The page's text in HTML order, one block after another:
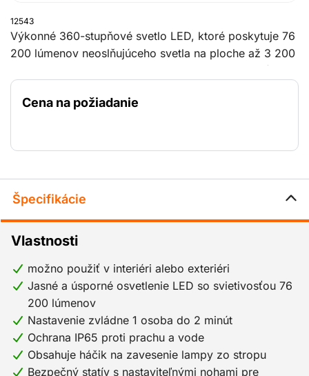
12543
Výkonné 360-stupňové svetlo LED, ktoré poskytuje 76
200 lúmenov neoslňujúceho svetla na ploche až 3 200
jedna osoba za menej ako 2 minúty. Svetlo sa dodáva
so statívom na bezpečné nastavenie pracovnej výšky v
Táto všestranná lampa bola testovaná na odolnosť voči
Cena na požiadanie
Špecifikácie
Vlastnosti
možno použiť v interiéri alebo exteriéri
Jasné a úsporné osvetlenie LED so svietivosťou 76
200 lúmenov
Nastavenie zvládne 1 osoba do 2 minút
Ochrana IP65 proti prachu a vode
Obsahuje háčik na zavesenie lampy zo stropu
Bezpečný statív s nastaviteľnými nohami pre